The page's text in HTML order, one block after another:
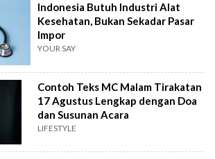
Indonesia Butuh Industri Alat
Kesehatan, Bukan Sekadar Pasar
Impor
YOUR SAY
Contoh Teks MC Malam Tirakatan
17 Agustus Lengkap dengan Doa
dan Susunan Acara
LIFESTYLE